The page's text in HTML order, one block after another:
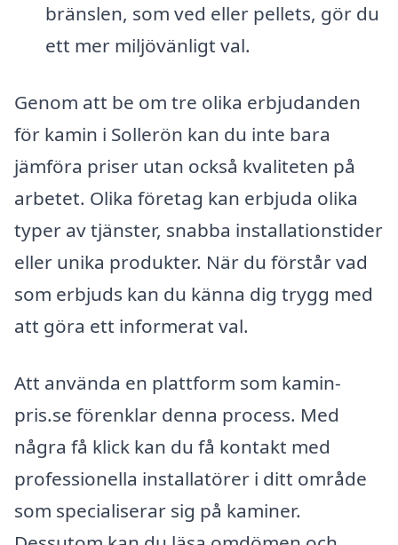
bränslen, som ved eller pellets, gör du
ett mer miljövänligt val.
Genom att be om tre olika erbjudanden
för kamin i Sollerön kan du inte bara
jämföra priser utan också kvaliteten på
arbetet. Olika företag kan erbjuda olika
typer av tjänster, snabba installationstider
eller unika produkter. När du förstår vad
som erbjuds kan du känna dig trygg med
att göra ett informerat val.
Att använda en plattform som kamin-
pris.se förenklar denna process. Med
några få klick kan du få kontakt med
professionella installatörer i ditt område
som specialiserar sig på kaminer.